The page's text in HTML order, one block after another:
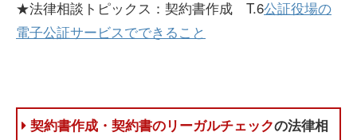
★法律相談トピックス：契約書作成 T.6公証役場の
電子公証サービスでできること
契約書作成・契約書のリーガルチェックの法律相